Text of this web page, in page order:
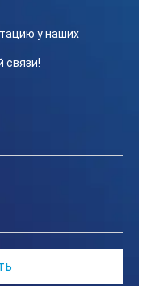
у наших
связи!